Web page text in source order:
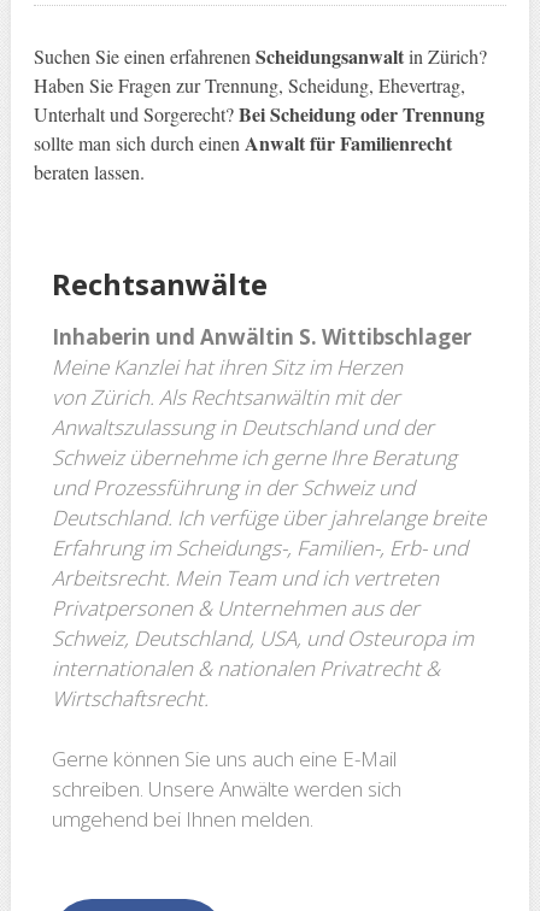
Suchen Sie einen erfahrenenScheidungsanwaltin Zürich?
Haben Sie Fragen zur Trennung, Scheidung, Ehevertrag,
Unterhalt und Sorgerecht?Bei Scheidung oder Trennung
sollte man sich durch einenAnwalt für Familienrecht
beraten lassen.
Rechtsanwälte
Inhaberin und Anwältin S. Wittibschlager
Meine Kanzlei hat ihren Sitz im Herzen
von Zürich. Als Rechtsanwältin mit der
Anwaltszulassung in Deutschland und der
Schweiz übernehme ich gerne Ihre Beratung
und Prozessführung in der Schweiz und
Deutschland. Ich verfüge über jahre­lange breite
Erfah­rung im Scheidungs-, Familien-, Erb- und
Arbeits­recht. Mein Team und ich vertreten
Privatpersonen & Unternehmen aus der
Schweiz, Deutschland, USA, und Osteuropa im
internationalen & nationalen Privatrecht &
Wirtschaftsrecht.
Gerne können Sie uns auch eine E-Mail
schreiben. Unsere Anwälte werden sich
umgehend bei Ihnen melden.